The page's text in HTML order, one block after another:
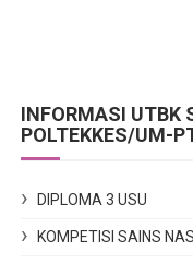
INFORMASI
POLTEKKES/UM-
DIPLOMA 3 USU
KOMPETISI SAINS